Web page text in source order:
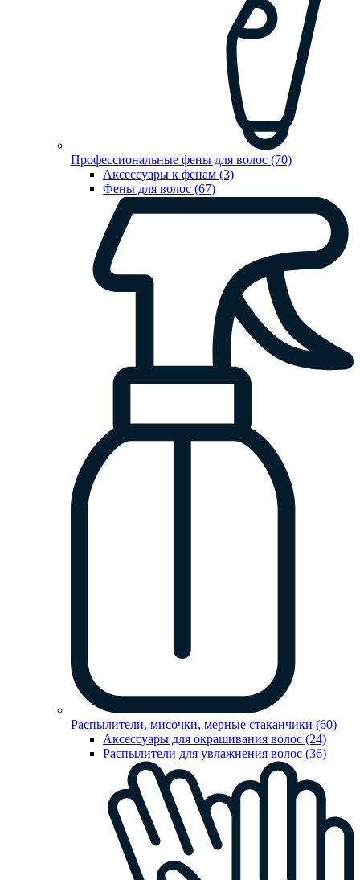
Профессиональные фены для волос (70)
Аксессуары к фенам (3)
Фены для волос (67)
Распылители, мисочки, мерные стаканчики (60)
Аксессуары для окрашивания волос (24)
Распылители для увлажнения волос (36)